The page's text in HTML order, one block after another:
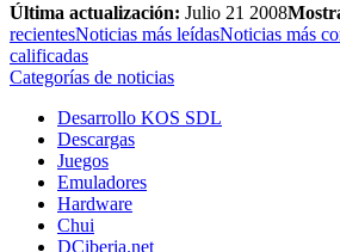
Última actualización: Julio 21 2008
recientesNoticias más leídasNoticias más
calificadas
Categorías de noticias
Desarrollo KOS SDL
Descargas
Juegos
Emuladores
Hardware
Chui
DCiberia.net